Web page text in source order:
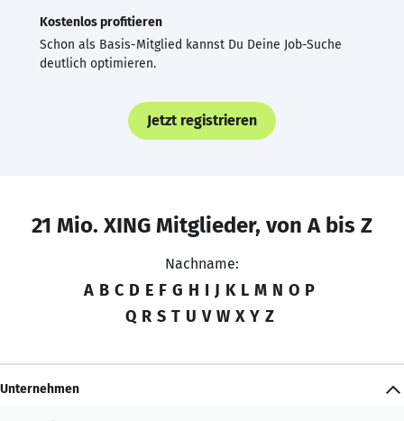
Kostenlos profitieren
Schon als Basis-Mitglied kannst Du Deine Job-Suche
deutlich optimieren.
Jetzt registrieren
21 Mio. XING Mitglieder, von A bis Z
Nachname:
A B C D E F G H I J K L M N O P
Q R S T U V W X Y Z
Unternehmen